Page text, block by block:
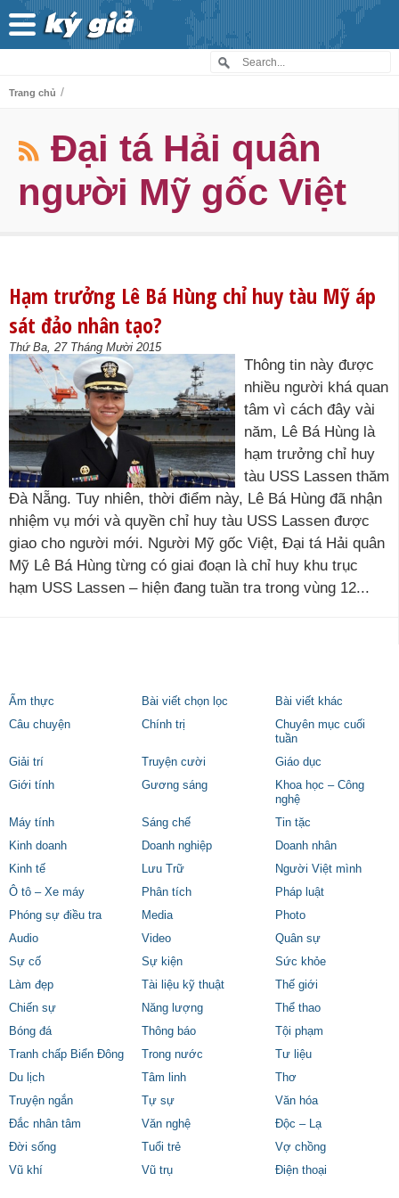
Trang chủ /
Đại tá Hải quân
người Mỹ gốc Việt
Hạm trưởng Lê Bá Hùng chỉ huy tàu Mỹ áp
sát đảo nhân tạo?
Thứ Ba, 27 Tháng Mười 2015
Thông tin này được
nhiều người khá quan
tâm vì cách đây vài
năm, Lê Bá Hùng là
hạm trưởng chỉ huy
tàu USS Lassen thăm
Đà Nẵng. Tuy nhiên, thời điểm này, Lê Bá Hùng đã nhận
nhiệm vụ mới và quyền chỉ huy tàu USS Lassen được
giao cho người mới. Người Mỹ gốc Việt, Đại tá Hải quân
Mỹ Lê Bá Hùng từng có giai đoạn là chỉ huy khu trục
hạm USS Lassen – hiện đang tuần tra trong vùng 12...
Ẩm thực Bài viết chọn lọc
Bài viết khác
Câu chuyện
Chính trị
Chuyên mục cuối
tuần
Giải trí
Truyện cười
Giáo dục
Giới tính
Gương sáng
Khoa học – Công
nghệ
Máy tính
Sáng chế
Tin tặc
Kinh doanh
Doanh nghiệp
Doanh nhân
Kinh tế
Lưu Trữ
Người Việt mình
Ô tô – Xe máy
Phân tích
Pháp luật
Phóng sự điều tra
Media
Photo
Audio
Video
Quân sự
Sự cố
Sự kiện
Sức khỏe
Làm đẹp
Tài liệu kỹ thuật
Thế giới
Chiến sự
Năng lượng
Thể thao
Bóng đá
Thông báo
Tội phạm
Tranh chấp Biển Đông
Trong nước
Tư liệu
Du lịch
Tâm linh
Thơ
Truyện ngắn
Tự sự
Văn hóa
Đắc nhân tâm
Văn nghệ
Độc – Lạ
Đời sống
Tuổi trẻ
Vợ chồng
Vũ khí
Vũ trụ Điện thoại